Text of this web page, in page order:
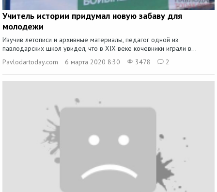
Учитель истории придумал новую забаву для
молодежи
Изучив летописи и архивные материалы, педагог одной из
павлодарских школ увидел, что в XIX веке кочевники играли в...
Pavlodartoday.com
6 марта 2020 8:30 3478 2